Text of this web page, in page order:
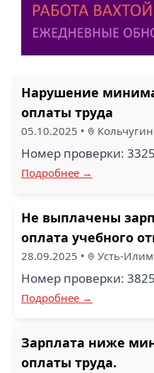
Нарушение
оплаты труда
05.10.2025 •
Номер проверки:
Подробнее →
Не выплачены
оплата учебного
28.09.2025 • Усть-
Номер проверки:
Подробнее →
Зарплата ниже
оплаты труда.